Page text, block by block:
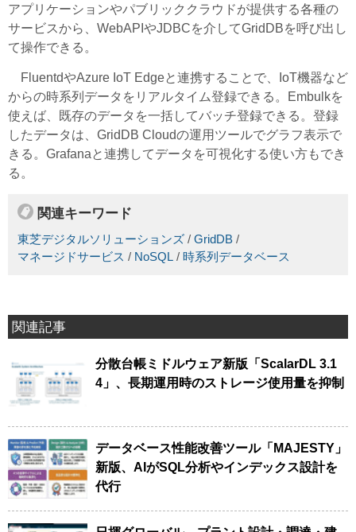
アプリケーションやパブリッククラウドが提供する各種の
サービスから、WebAPIやJDBCを介してGridDBを呼び出し
て操作できる。
FluentdやAzure IoT Edgeと連携することで、IoT機器など
からの時系列データをリアルタイム登録できる。Embulkを
使えば、既存のデータを一括してバッチ登録できる。登録
したデータは、GridDB Cloudの運用ツールでグラフ表示で
きる。Grafanaと連携してデータを可視化する使い方もでき
る。
関連キーワード
東芝デジタルソリューションズ / GridDB /
マネージドサービス / NoSQL / 時系列データベース
関連記事
分散台帳ミドルウェア新版「ScalarDL 3.1
4」、長期運用時のストレージ使用量を抑制
データベース性能改善ツール「MAJESTY」
新版、AIがSQL分析やインデックス設計を
代行